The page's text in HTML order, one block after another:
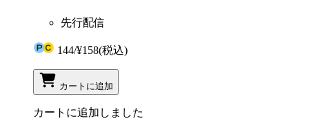
先行配信
144/¥158(税込)
カートに追加
カートに追加しました